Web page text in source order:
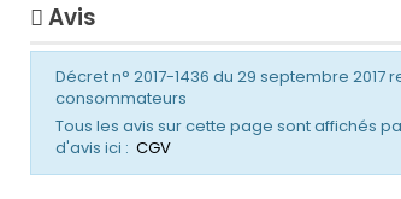
Avis
Décret n° 2017-1436 du 29 septembre
consommateurs
Tous les avis sur cette page sont affichés
d'avis ici : CGV